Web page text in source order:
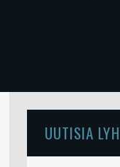
UUTISIA